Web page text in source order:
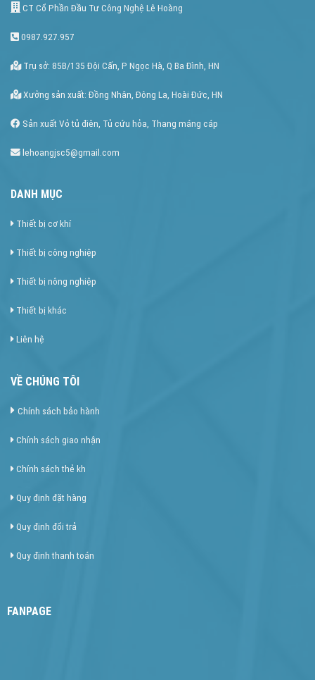
CT Cổ Phần Đầu Tư Công Nghệ Lê Hoàng
0987.927.957
Trụ sở: 85B/135 Đội Cấn, P Ngọc Hà, Q Ba Đình, HN
Xưởng sản xuất: Đồng Nhân, Đông La, Hoài Đức, HN
Sản xuất Vỏ tủ điên, Tủ cứu hỏa, Thang máng cáp
lehoangjsc5@gmail.com
DANH MỤC
Thiết bị cơ khí
Thiết bị công nghiệp
Thiết bị nông nghiệp
Thiết bị khác
Liên hệ
VỀ CHÚNG TÔI
Chính sách bảo hành
Chính sách giao nhận
Chính sách thẻ kh
Quy định đặt hàng
Quy định đổi trả
Quy định thanh toán
FANPAGE